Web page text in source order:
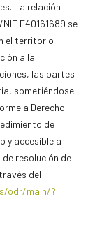
La relación
NIF E40161689 se
el territorio
a la
las partes
sometiéndose
a Derecho.
de
y accesible a
resolución de
del
odr/main/?